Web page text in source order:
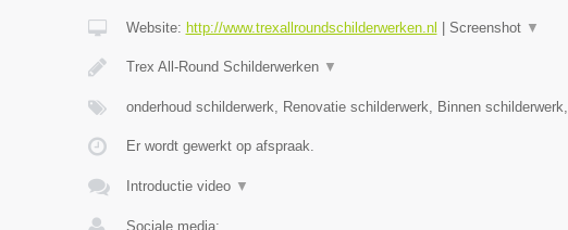
Website: http://www.trexallroundschilderwerken.nl Screenshot ▼
Trex All-Round Schilderwerken ▼
onderhoud schilderwerk, Renovatie schilderwerk, Binnen schilderwerk,
Er wordt gewerkt op afspraak.
Introductie video ▼
Sociale media: